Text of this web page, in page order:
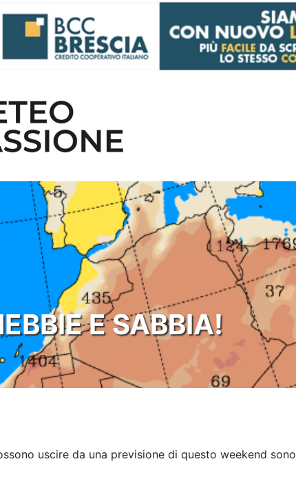
E SABBIA!
uscire da una previsione di questo weekend